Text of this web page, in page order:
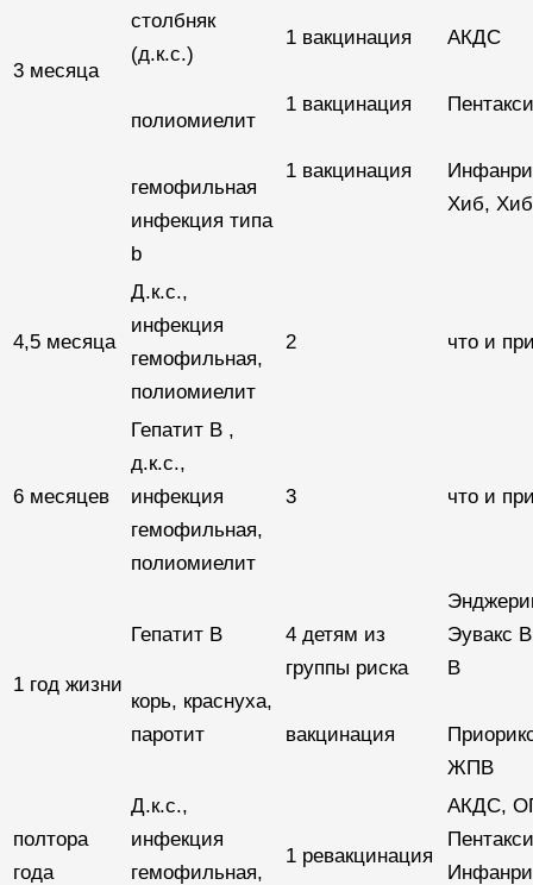
3 месяца
столбняк
(д.к.с.)
полиомиелит
гемофильная
инфекция типа
b
1 вакцинация
1 вакцинация
1 вакцинация
АКДС
Хиб,
4,5 месяца
Д.к.с.,
инфекция
гемофильная,
полиомиелит
2 что и
6 месяцев
Гепатит В ,
д.к.с.,
инфекция
гемофильная,
полиомиелит
3 что и
1 год жизни
Гепатит В
корь, краснуха,
паротит
4 детям из
группы риска
вакцинация
Эувакс
B
ЖПВ
полтора
года
Д.к.с.,
инфекция
гемофильная,
1 ревакцинация
АКДС,